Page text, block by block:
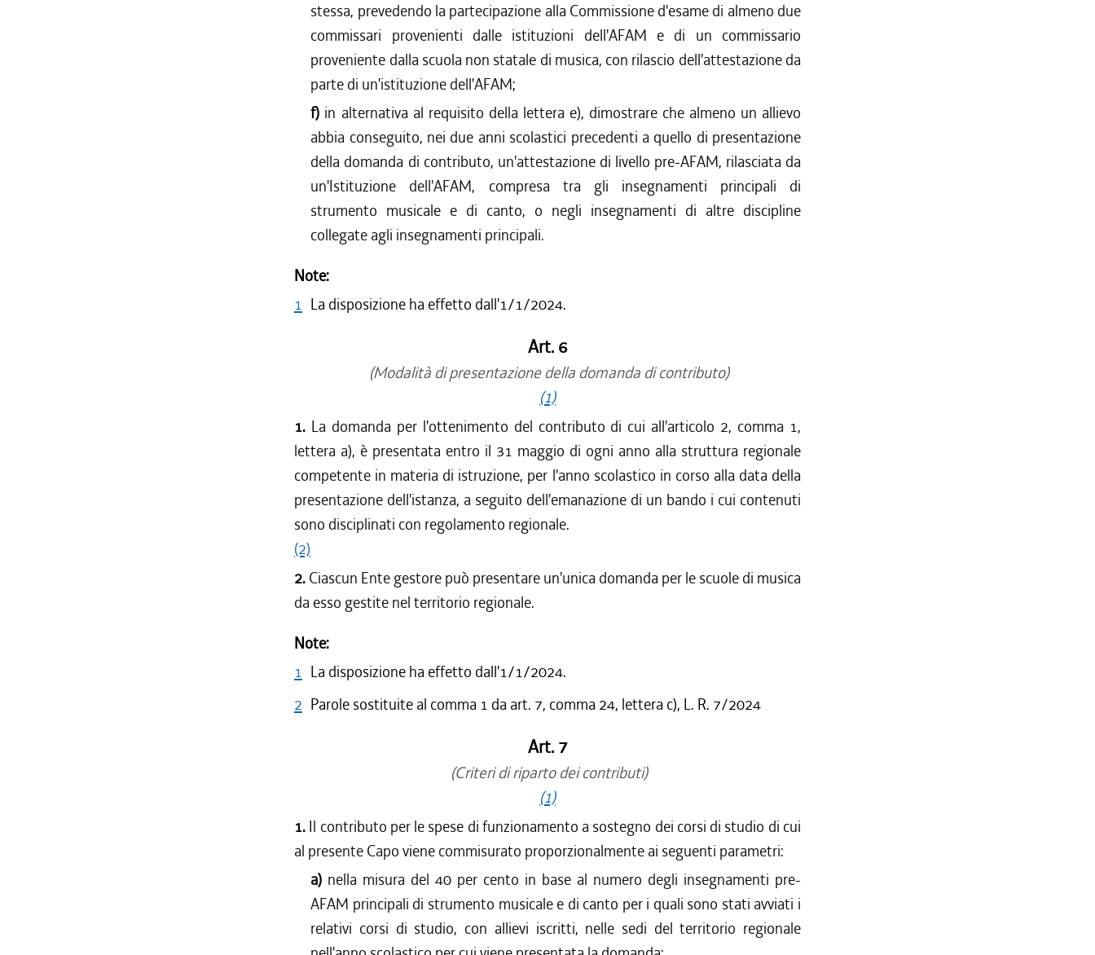
stessa, prevedendo la partecipazione alla Commissione d'esame di almeno due
commissari provenienti dalle istituzioni dell'AFAM e di un commissario
proveniente dalla scuola non statale di musica, con rilascio dell'attestazione da
parte di un'istituzione dell'AFAM;
f) in alternativa al requisito della lettera e), dimostrare che almeno un allievo
abbia conseguito, nei due anni scolastici precedenti a quello di presentazione
della domanda di contributo, un'attestazione di livello pre-AFAM, rilasciata da
un'Istituzione dell'AFAM, compresa tra gli insegnamenti principali di
strumento musicale e di canto, o negli insegnamenti di altre discipline
collegate agli insegnamenti principali.
Note:
1 La disposizione ha effetto dall'1/1/2024.
Art. 6
(Modalità di presentazione della domanda di contributo)
(1)
1. La domanda per l'ottenimento del contributo di cui all'articolo 2, comma 1,
lettera a), è presentata entro il 31 maggio di ogni anno alla struttura regionale
competente in materia di istruzione, per l'anno scolastico in corso alla data della
presentazione dell'istanza, a seguito dell'emanazione di un bando i cui contenuti
sono disciplinati con regolamento regionale.
(2)
2. Ciascun Ente gestore può presentare un'unica domanda per le scuole di musica
da esso gestite nel territorio regionale.
Note:
1 La disposizione ha effetto dall'1/1/2024.
2 Parole sostituite al comma 1 da art. 7, comma 24, lettera c), L. R. 7/2024
Art. 7
(Criteri di riparto dei contributi)
(1)
1. Il contributo per le spese di funzionamento a sostegno dei corsi di studio di cui
al presente Capo viene commisurato proporzionalmente ai seguenti parametri:
a) nella misura del 40 per cento in base al numero degli insegnamenti pre-
AFAM principali di strumento musicale e di canto per i quali sono stati avviati i
relativi corsi di studio, con allievi iscritti, nelle sedi del territorio regionale